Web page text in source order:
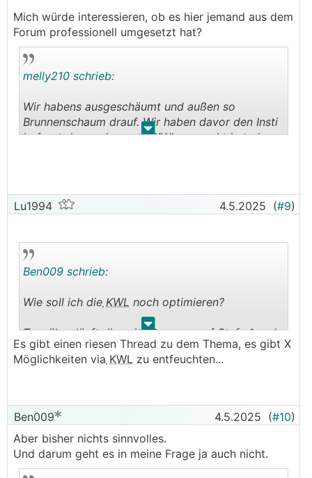
Mich würde interessieren, ob es hier jemand aus dem
Forum professionell umgesetzt hat?
. .
melly210 schrieb:
Wir habens ausgeschäumt und außen so
Brunnenschaum drauf. Wir haben davor den Insti
befragt der auch unsereKWLgemacht hat, der
wirklich merken würden.
Lu1994 4.5.2025 (#9)
. .
Ben009 schrieb:
Wie soll ich die KWL noch optimieren?
Tagsüber läuft diese im Sommer auf Stufe 1 und
Nachts normal. Verbaut ist ein normaler
Kreuzwärmestromtauscher.
bleibt aber bestehen.
Die Klima soll vorrangig der Entfeuchtung dienen.
──────..
Es gibt einen riesen Thread zu dem Thema, es gibt X
Möglichkeiten via KWL zu entfeuchten...
Ben009 4.5.2025 (#10)
Aber bisher nichts sinnvolles.
Und darum geht es in meine Frage ja auch nicht.